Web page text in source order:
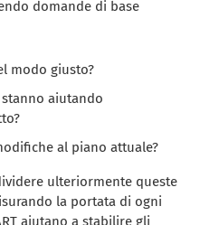
domande di base
modo giusto?
aiutando
al piano attuale?
ulteriormente queste
la portata di ogni
aiutano a stabilire gli